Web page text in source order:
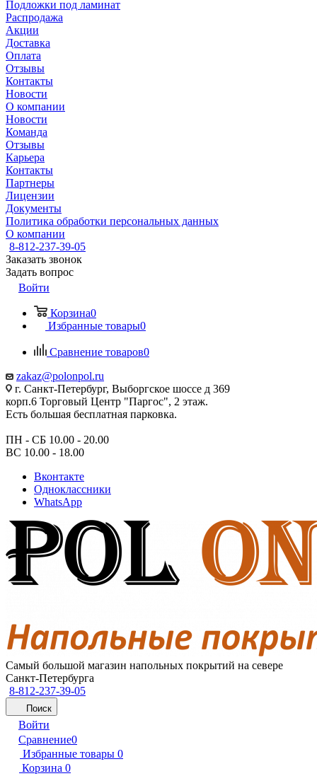
Подложки под ламинат
Распродажа
Акции
Доставка
Оплата
Отзывы
Контакты
Новости
О компании
Новости
Команда
Отзывы
Карьера
Контакты
Партнеры
Лицензии
Документы
Политика обработки персональных данных
О компании
8-812-237-39-05
Заказать звонок
Задать вопрос
Войти
Корзина0
Избранные товары0
Сравнение товаров0
zakaz@polonpol.ru
г. Санкт-Петербург, Выборгское шоссе д 369
корп.6 Торговый Центр "Паргос", 2 этаж.
Есть большая бесплатная парковка.
ПН - СБ 10.00 - 20.00
ВС 10.00 - 18.00
Вконтакте
Одноклассники
WhatsApp
Самый большой магазин напольных покрытий на севере
Санкт-Петербурга
8-812-237-39-05
Поиск
Войти
Сравнение0
Избранные товары 0
Корзина 0